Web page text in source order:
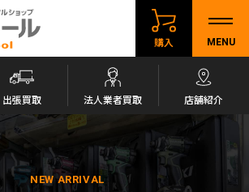
購入 MENU
出張買取 法人業者買取 店舗紹介
NEW ARRIVAL